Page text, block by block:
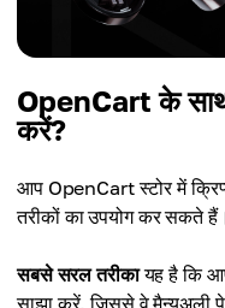
OpenCart के साथ
करें?
आप OpenCart स्टोर में
तरीकों का उपयोग कर सकते
सबसे सरल तरीकायह है कि